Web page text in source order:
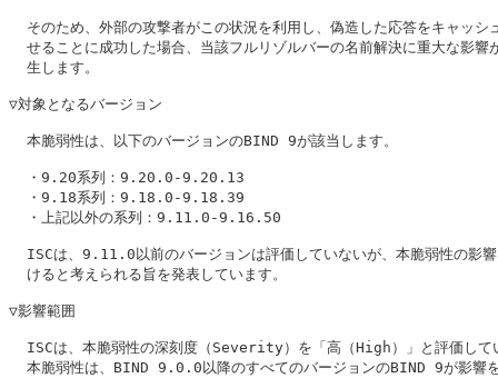
そのため、外部の攻撃者がこの状況を利用し、偽造した応答をキャッシ
せることに成功した場合、当該フルリゾルバーの名前解決に重大な影響
  生します。
▽対象となるバージョン
  本脆弱性は、以下のバージョンのBIND 9が該当します。
  ・9.20系列：9.20.0-9.20.13
  ・9.18系列：9.18.0-9.18.39
  ・上記以外の系列：9.11.0-9.16.50
ISCは、9.11.0以前のバージョンは評価していないが、本脆弱性の影
  けると考えられる旨を発表しています。
▽影響範囲
ISCは、本脆弱性の深刻度（Severity）を「高（High）」と評価して
本脆弱性は、BIND 9.0.0以降のすべてのバージョンのBIND 9が影響